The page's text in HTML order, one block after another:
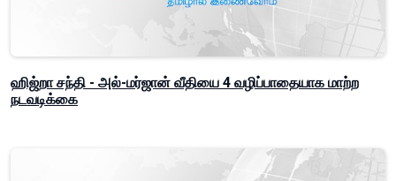
ஹிஜ்றா சந்தி - அல்-மர்ஜான் வீதியை 4 வழிப்பாதையாக மாற்ற
நடவடிக்கை